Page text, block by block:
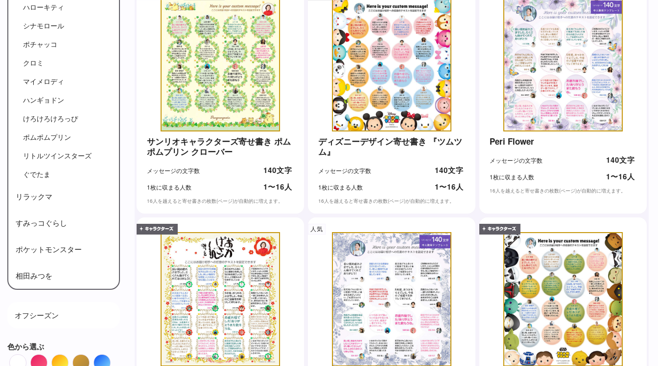
ハローキティ
シナモロール
ポチャッコ
クロミ
マイメロディ
ハンギョドン
けろけろけろっぴ
ポムポムプリン
リトルツインスターズ
ぐでたま
リラックマ
すみっコぐらし
ポケットモンスター
相田みつを
オフシーズン
色から選ぶ
White Red OrangeBrownBlue
サンリオキャラクターズ寄せ書き ポム
ポムプリン クローバー
メッセージの文字数 140文字
1枚に収まる人数 1〜16人
16人を越えると寄せ書きの枚数(ページ)が自動的に増えます。
ディズニーデザイン寄せ書き 『ツムツ
ム』
メッセージの文字数 140文字
1枚に収まる人数 1〜16人
16人を越えると寄せ書きの枚数(ページ)が自動的に増えます。
Peri Flower
メッセージの文字数 140文字
1枚に収まる人数 1〜16人
16人を越えると寄せ書きの枚数(ページ)が自動的に増えます。
人気